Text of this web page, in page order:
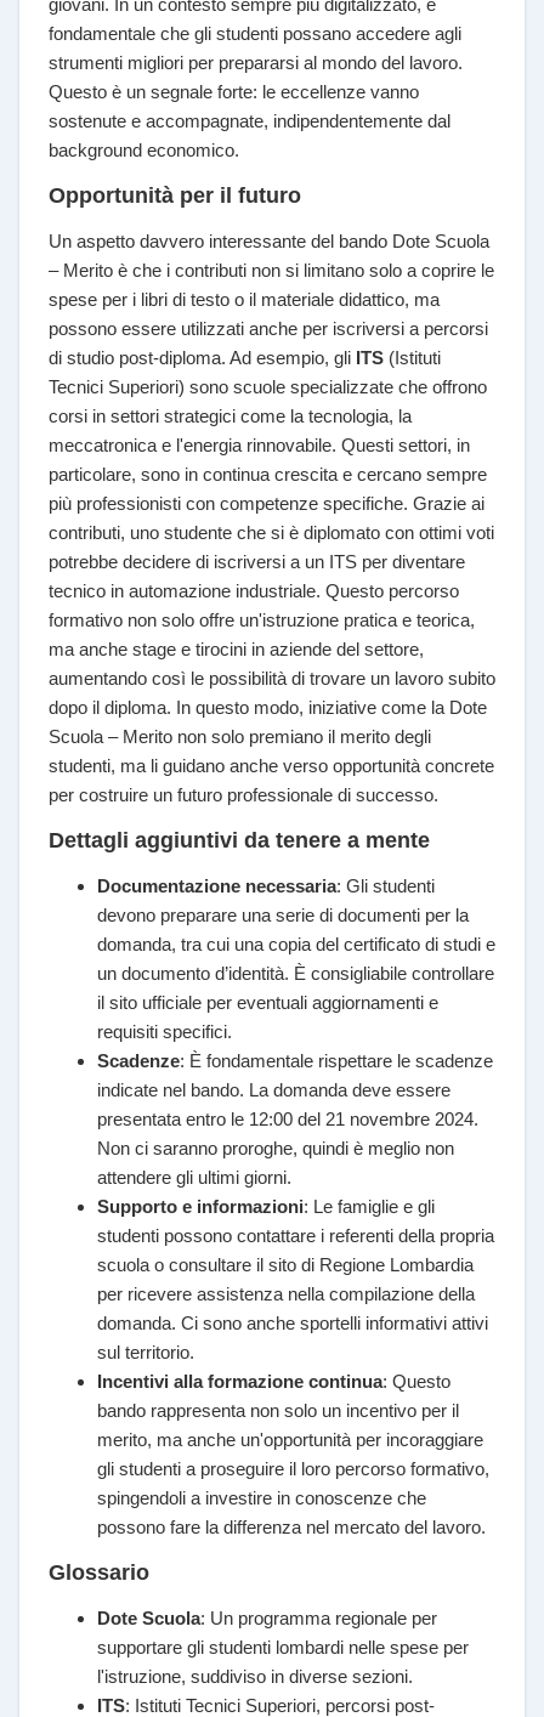
giovani. In un contesto sempre più digitalizzato, è
fondamentale che gli studenti possano accedere agli
strumenti migliori per prepararsi al mondo del lavoro.
Questo è un segnale forte: le eccellenze vanno
sostenute e accompagnate, indipendentemente dal
background economico.
Opportunità per il futuro
Un aspetto davvero interessante del bando Dote Scuola
– Merito è che i contributi non si limitano solo a coprire le
spese per i libri di testo o il materiale didattico, ma
possono essere utilizzati anche per iscriversi a percorsi
di studio post-diploma. Ad esempio, gli ITS (Istituti
Tecnici Superiori) sono scuole specializzate che offrono
corsi in settori strategici come la tecnologia, la
meccatronica e l'energia rinnovabile. Questi settori, in
particolare, sono in continua crescita e cercano sempre
più professionisti con competenze specifiche. Grazie ai
contributi, uno studente che si è diplomato con ottimi voti
potrebbe decidere di iscriversi a un ITS per diventare
tecnico in automazione industriale. Questo percorso
formativo non solo offre un'istruzione pratica e teorica,
ma anche stage e tirocini in aziende del settore,
aumentando così le possibilità di trovare un lavoro subito
dopo il diploma. In questo modo, iniziative come la Dote
Scuola – Merito non solo premiano il merito degli
studenti, ma li guidano anche verso opportunità concrete
per costruire un futuro professionale di successo.
Dettagli aggiuntivi da tenere a mente
Documentazione necessaria: Gli studenti
devono preparare una serie di documenti per la
domanda, tra cui una copia del certificato di studi e
un documento d’identità. È consigliabile controllare
il sito ufficiale per eventuali aggiornamenti e
requisiti specifici.
Scadenze: È fondamentale rispettare le scadenze
indicate nel bando. La domanda deve essere
presentata entro le 12:00 del 21 novembre 2024.
Non ci saranno proroghe, quindi è meglio non
attendere gli ultimi giorni.
Supporto e informazioni: Le famiglie e gli
studenti possono contattare i referenti della propria
scuola o consultare il sito di Regione Lombardia
per ricevere assistenza nella compilazione della
domanda. Ci sono anche sportelli informativi attivi
sul territorio.
Incentivi alla formazione continua: Questo
bando rappresenta non solo un incentivo per il
merito, ma anche un'opportunità per incoraggiare
gli studenti a proseguire il loro percorso formativo,
spingendoli a investire in conoscenze che
possono fare la differenza nel mercato del lavoro.
Glossario
Dote Scuola: Un programma regionale per
supportare gli studenti lombardi nelle spese per
l'istruzione, suddiviso in diverse sezioni.
ITS: Istituti Tecnici Superiori, percorsi post-